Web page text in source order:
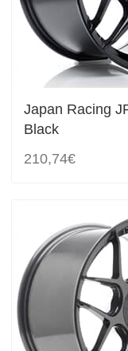
Japan Racing
Black
210,74€